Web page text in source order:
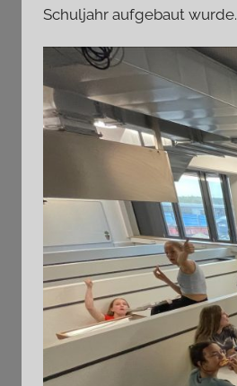
Schuljahr aufgebaut wurde.